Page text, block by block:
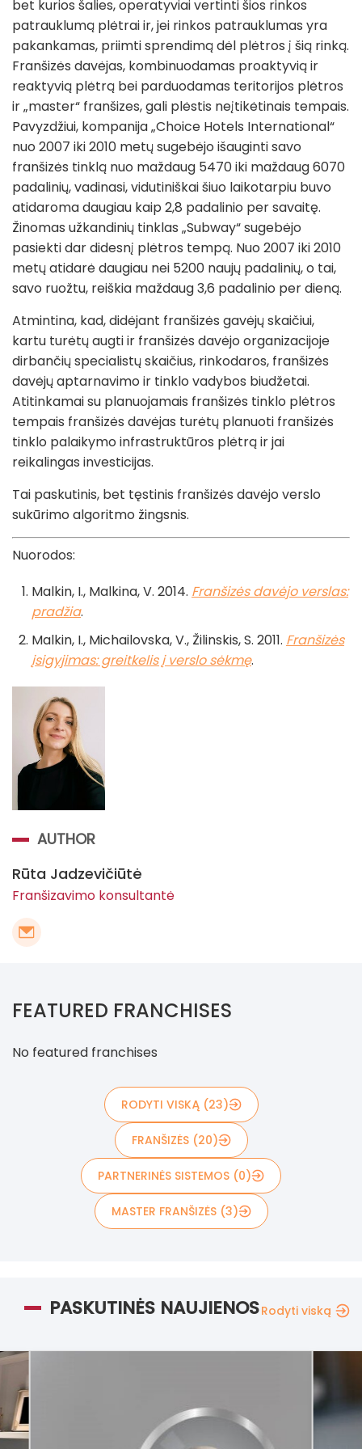
bet kurios šalies, operatyviai vertinti šios rinkos
patrauklumą plėtrai ir, jei rinkos patrauklumas yra
pakankamas, priimti sprendimą dėl plėtros į šią rinką.
Franšizės davėjas, kombinuodamas proaktyvią ir
reaktyvią plėtrą bei parduodamas teritorijos plėtros
ir „master“ franšizes, gali plėstis neįtikėtinais tempais.
Pavyzdžiui, kompanija „Choice Hotels International“
nuo 2007 iki 2010 metų sugebėjo išauginti savo
franšizės tinklą nuo maždaug 5470 iki maždaug 6070
padalinių, vadinasi, vidutiniškai šiuo laikotarpiu buvo
atidaroma daugiau kaip 2,8 padalinio per savaitę.
Žinomas užkandinių tinklas „Subway“ sugebėjo
pasiekti dar didesnį plėtros tempą. Nuo 2007 iki 2010
metų atidarė daugiau nei 5200 naujų padalinių, o tai,
savo ruožtu, reiškia maždaug 3,6 padalinio per dieną.
Atmintina, kad, didėjant franšizės gavėjų skaičiui,
kartu turėtų augti ir franšizės davėjo organizacijoje
dirbančių specialistų skaičius, rinkodaros, franšizės
davėjų aptarnavimo ir tinklo vadybos biudžetai.
Atitinkamai su planuojamais franšizės tinklo plėtros
tempais franšizės davėjas turėtų planuoti franšizės
tinklo palaikymo infrastruktūros plėtrą ir jai
reikalingas investicijas.
Tai paskutinis, bet tęstinis franšizės davėjo verslo
sukūrimo algoritmo žingsnis.
Nuorodos:
Malkin, I., Malkina, V. 2014. Franšizės davėjo verslas:
pradžia.
Malkin, I., Michailovska, V., Žilinskis, S. 2011. Franšizės
įsigyjimas: greitkelis į verslo sėkmę.
AUTHOR
Rūta Jadzevičiūtė
Franšizavimo konsultantė
FEATURED FRANCHISES
No featured franchises
RODYTI VISKĄ (23)
FRANŠIZĖS (20)
PARTNERINĖS SISTEMOS (0)
MASTER FRANŠIZĖS (3)
PASKUTINĖS NAUJIENOSRodyti viską